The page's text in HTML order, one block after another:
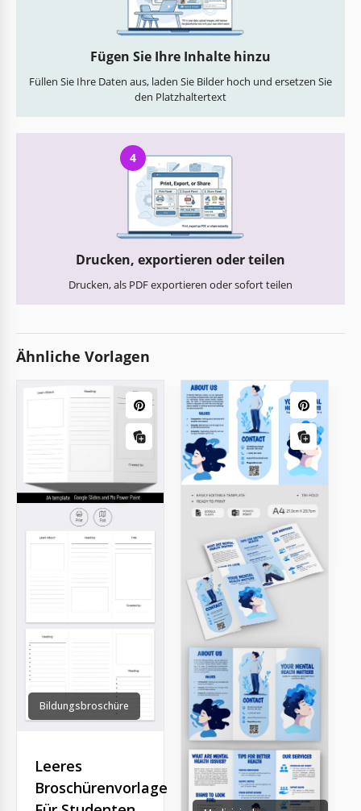
Fügen Sie Ihre Inhalte hinzu
Füllen Sie Ihre Daten aus, laden Sie Bilder hoch und ersetzen Sie
den Platzhaltertext
4
Drucken, exportieren oder teilen
Drucken, als PDF exportieren oder sofort teilen
Ähnliche Vorlagen
Bildungsbroschüre
Leeres
Broschürenvorlage